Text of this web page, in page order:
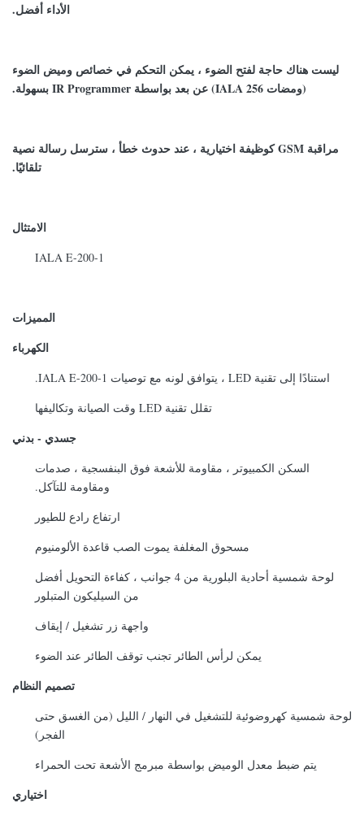
الأداء أفضل.
ليست هناك حاجة لفتح الضوء ، يمكن التحكم في خصائص وميض الضوء
(ومضات IALA 256) عن بعد بواسطة IR Programmer بسهولة.
مراقبة GSM كوظيفة اختيارية ، عند حدوث خطأ ، سترسل رسالة نصية
تلقائيًا.
الامتثال
IALA E-200-1
المميزات
الكهرباء
استنادًا إلى تقنية LED ، يتوافق لونه مع توصيات IALA E-200-1.
تقلل تقنية LED وقت الصيانة وتكاليفها
جسدي - بدني
السكن الكمبيوتر ، مقاومة للأشعة فوق البنفسجية ، صدمات
ومقاومة للتآكل.
ارتفاع رادع للطيور
مسحوق المغلفة يموت الصب قاعدة الألومنيوم
لوحة شمسية أحادية البلورية من 4 جوانب ، كفاءة التحويل أفضل
من السيليكون المتبلور
واجهة زر تشغيل / إيقاف
يمكن لرأس الطائر تجنب توقف الطائر عند الضوء
تصميم النظام
لوحة شمسية كهروضوئية للتشغيل في النهار / الليل (من الغسق حتى
الفجر)
يتم ضبط معدل الوميض بواسطة مبرمج الأشعة تحت الحمراء
اختياري